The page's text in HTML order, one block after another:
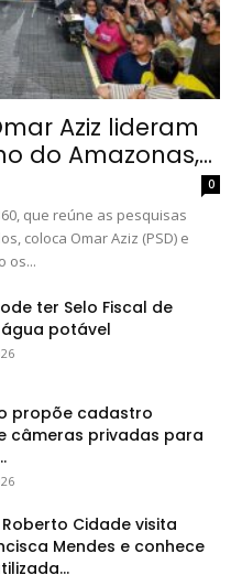
Aziz lideram
do Amazonas,...
0
que reúne as pesquisas
coloca Omar Aziz (PSD) e
os...
ter Selo Fiscal de
potável
propõe cadastro
câmeras privadas para
Cidade visita
Mendes e conhece